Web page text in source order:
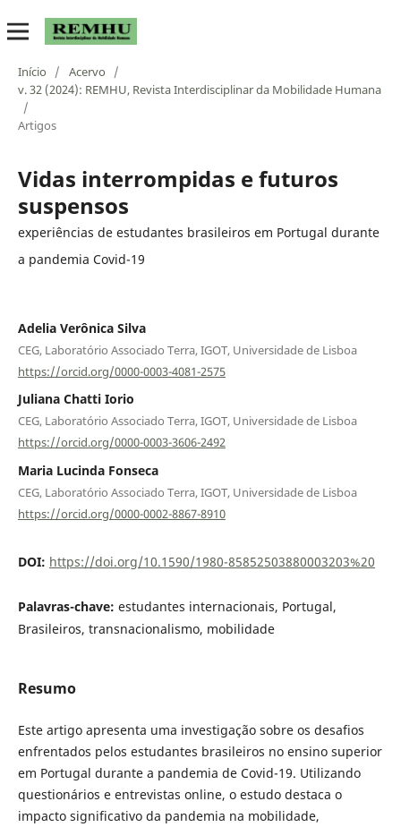
Início / Acervo
/
v. 32 (2024): REMHU, Revista Interdisciplinar da Mobilidade Humana
/
Artigos
Vidas interrompidas e futuros
suspensos
experiências de estudantes brasileiros em Portugal durante
a pandemia Covid-19
Adelia Verônica Silva
CEG, Laboratório Associado Terra, IGOT, Universidade de Lisboa
https://orcid.org/0000-0003-4081-2575
Juliana Chatti Iorio
CEG, Laboratório Associado Terra, IGOT, Universidade de Lisboa
https://orcid.org/0000-0003-3606-2492
Maria Lucinda Fonseca
CEG, Laboratório Associado Terra, IGOT, Universidade de Lisboa
https://orcid.org/0000-0002-8867-8910
DOI: https://doi.org/10.1590/1980-85852503880003203%20
Palavras-chave: estudantes internacionais, Portugal,
Brasileiros, transnacionalismo, mobilidade
Resumo
Este artigo apresenta uma investigação sobre os desafios
enfrentados pelos estudantes brasileiros no ensino superior
em Portugal durante a pandemia de Covid-19. Utilizando
questionários e entrevistas online, o estudo destaca o
impacto significativo da pandemia na mobilidade,